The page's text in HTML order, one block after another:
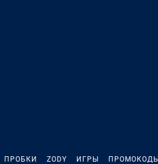
ПРОБКИ ZODY ИГРЫ ПРОМОКОДЫ